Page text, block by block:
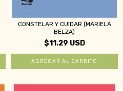
CONSTELAR Y CUIDAR (MARIELA
BELZA)
$11.29 USD